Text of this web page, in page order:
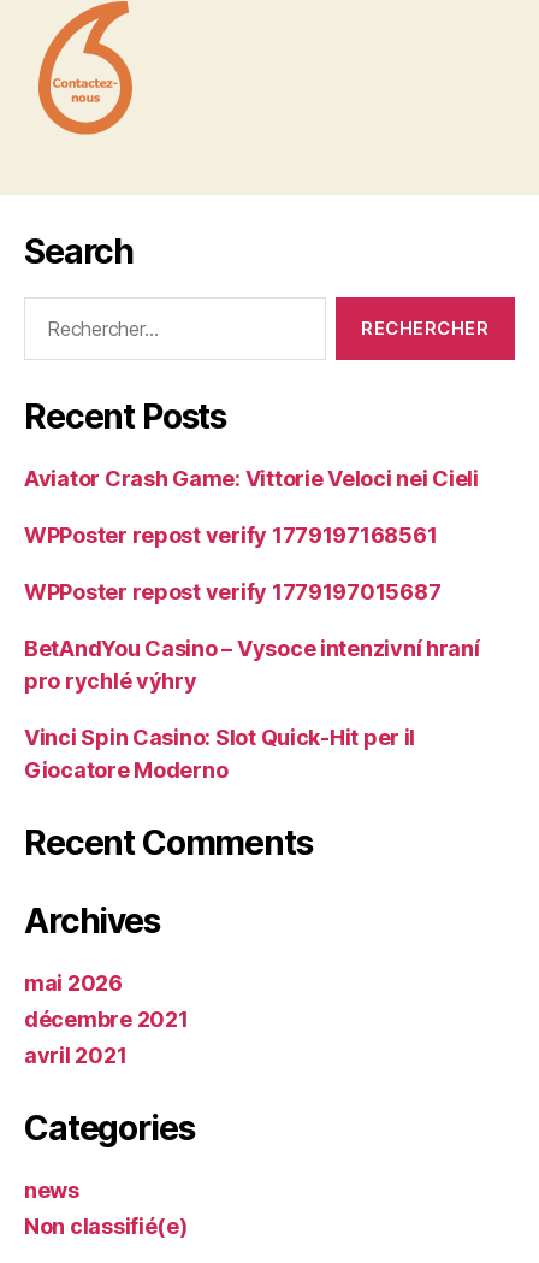
Search
Recent Posts
Aviator Crash Game: Vittorie Veloci nei Cieli
WPPoster repost verify 1779197168561
WPPoster repost verify 1779197015687
BetAndYou Casino – Vysoce intenzivní hraní
pro rychlé výhry
Vinci Spin Casino: Slot Quick‑Hit per il
Giocatore Moderno
Recent Comments
Archives
mai 2026
décembre 2021
avril 2021
Categories
news
Non classifié(e)